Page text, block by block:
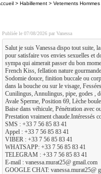
> Habillement> Vetements Hommes
Publiée le 07/08/2026 par Vanessa
Salut je suis Vanessa dispo tout suite,
pour satisfaire vos envies sexuelles et
sympa qui aimerait passer du bon
French Kiss, fellation nature
Sodomie douce, finition buccale ou
dans la bouche ou sur le visage,
Cunilingus, Annulingus, pipe, godes ,
Avale Sperme, Position 69, Lèche
Baise dans véhicule, Pénétration avec
Prestation vraiment chaude.Intéressés
SMS : +33 7 56 85 83 41
Appel : +33 7 56 85 83 41
VIBER : +33 7 56 85 83 41
WHATSAPP: +33 7 56 85 83 41
TELEGRAM : +33 7 56 85 83 41
E-mail : vanessa.murat25@ gmail.com
GOOGLE CHAT: vanessa.murat25@